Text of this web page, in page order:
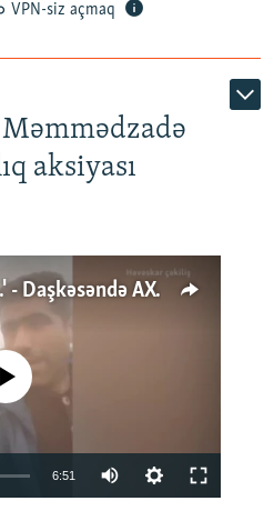
VPN-siz açmaq
Məmmədzadə
aksiyası
'Məni təpiklədilər ki...' - Daşkəsəndə AXCP fəalının yaxınları onun həbsinə etiraz edirlər
currently available
6:51